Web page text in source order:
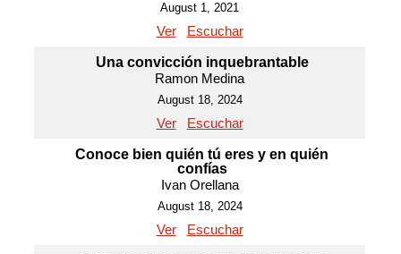
August 1, 2021
Ver Escuchar
Una convicción inquebrantable
Ramon Medina
August 18, 2024
Ver Escuchar
Conoce bien quién tú eres y en quién
confías
Ivan Orellana
August 18, 2024
Ver Escuchar